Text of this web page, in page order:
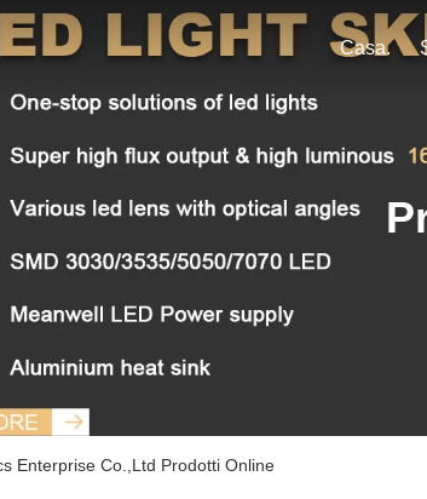
Casa.
Enterprise Co.,ltd Prodotti Online